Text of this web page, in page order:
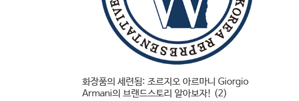
화장품의 세련됨: 조르지오 아르마니 Giorgio
Armani의 브랜드스토리 알아보자! (2)